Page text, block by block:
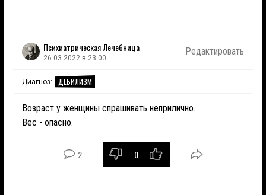
Психиатрическая Лечебница
26.03.2022 в 23:00
Редактировать
Диагноз: ДЕБИЛИЗМ
Возраст у женщины спрашивать неприлично.
Вес - опасно.
2 0